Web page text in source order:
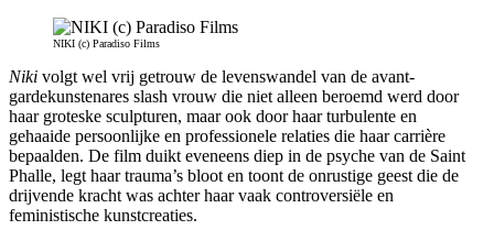
NIKI (c) Paradiso Films
Niki volgt wel vrij getrouw de levenswandel van de avant-
gardekunstenares slash vrouw die niet alleen beroemd werd door
haar groteske sculpturen, maar ook door haar turbulente en
gehaaide persoonlijke en professionele relaties die haar carrière
bepaalden. De film duikt eveneens diep in de psyche van de Saint
Phalle, legt haar trauma’s bloot en toont de onrustige geest die de
drijvende kracht was achter haar vaak controversiële en
feministische kunstcreaties.